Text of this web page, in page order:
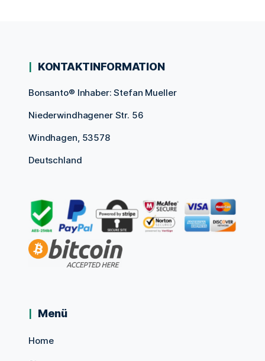
KONTAKTINFORMATION
Bonsanto® Inhaber: Stefan Mueller
Niederwindhagener Str. 56
Windhagen, 53578
Deutschland
Menü
Home